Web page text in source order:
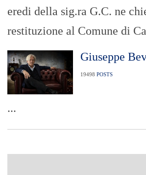
eredi della sig.ra G.C. ne
restituzione al Comune di
Giuseppe
19498 POSTS
...